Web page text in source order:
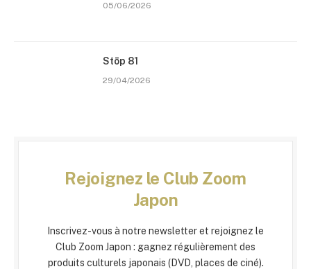
05/06/2026
Stōp 81
29/04/2026
Rejoignez le Club Zoom
Japon
Inscrivez-vous à notre newsletter et rejoignez le
Club Zoom Japon : gagnez régulièrement des
produits culturels japonais (DVD, places de ciné).